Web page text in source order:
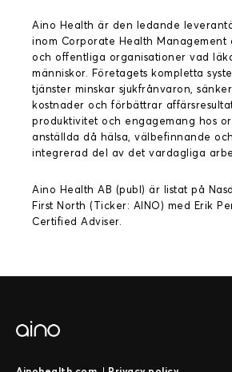
Aino Health är den ledande
inom Corporate Health
och offentliga organisationer vad
människor. Företagets kompletta
tjänster minskar sjukfrånvaron,
kostnader och förbättrar
produktivitet och engagemang hos
anställda då hälsa, välbefinnande
integrerad del av det vardagliga
Aino Health AB (publ) är listat på
First North (Ticker: AINO) med Erik
Certified Adviser.